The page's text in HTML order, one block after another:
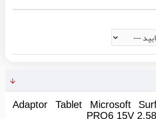
Adaptor Tablet Microsoft
PRO6 15V